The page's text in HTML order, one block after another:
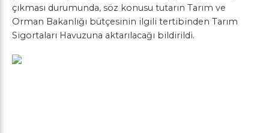
çıkması durumunda, söz konusu tutarın Tarım ve
Orman Bakanlığı bütçesinin ilgili tertibinden Tarım
Sigortaları Havuzuna aktarılacağı bildirildi.